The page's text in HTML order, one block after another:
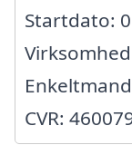
Startdato:
CVR: